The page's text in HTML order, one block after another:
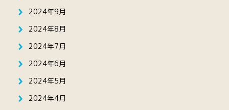
2024年9月
2024年8月
2024年7月
2024年6月
2024年5月
2024年4月